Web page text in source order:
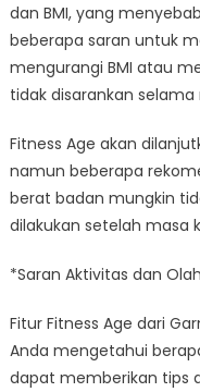
dan BMI, yang
beberapa saran untuk
mengurangi BMI atau
tidak disarankan
Fitness Age akan
namun beberapa
berat badan mungkin
dilakukan setelah masa
*Saran Aktivitas dan
Fitur Fitness Age dari
Anda mengetahui
dapat memberikan tips